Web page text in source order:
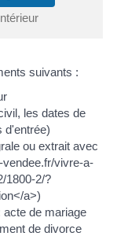
suivants :
les dates de
d'entrée)
ou extrait avec
vivre-a-
1800-2/?
a>)
de mariage
de divorce